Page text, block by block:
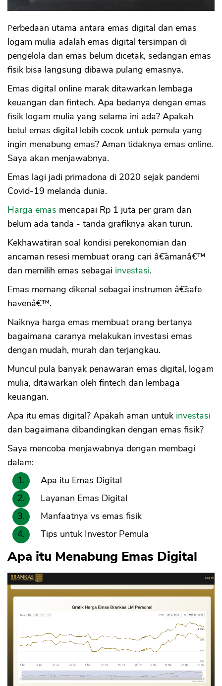
Keamanan
Spread Harga
Biaya Cetak
Aman Tidak?
Keamanannya
Tips Emas Digital
Perbedaan utama antara emas digital dan emas
logam mulia adalah emas digital tersimpan di
pengelola dan emas belum dicetak, sedangan emas
fisik bisa langsung dibawa pulang emasnya.
Emas digital online marak ditawarkan lembaga
keuangan dan fintech. Apa bedanya dengan emas
fisik logam mulia yang selama ini ada? Apakah
betul emas digital lebih cocok untuk pemula yang
ingin menabung emas? Aman tidaknya emas online.
Saya akan menjawabnya.
Emas lagi jadi primadona di 2020 sejak pandemi
Covid-19 melanda dunia.
Harga emas mencapai Rp 1 juta per gram dan
belum ada tanda - tanda grafiknya akan turun.
Kekhawatiran soal kondisi perekonomian dan
ancaman resesi membuat orang cari â€˜amanâ€™
dan memilih emas sebagai investasi.
Emas memang dikenal sebagai instrumen â€˜safe
havenâ€™.
Naiknya harga emas membuat orang bertanya
bagaimana caranya melakukan investasi emas
dengan mudah, murah dan terjangkau.
Muncul pula banyak penawaran emas digital, logam
mulia, ditawarkan oleh fintech dan lembaga
keuangan.
Apa itu emas digital? Apakah aman untuk investasi
dan bagaimana dibandingkan dengan emas fisik?
Saya mencoba menjawabnya dengan membagi
dalam:
Apa itu Emas Digital
Layanan Emas Digital
Manfaatnya vs emas fisik
Tips untuk Investor Pemula
Apa itu Menabung Emas Digital